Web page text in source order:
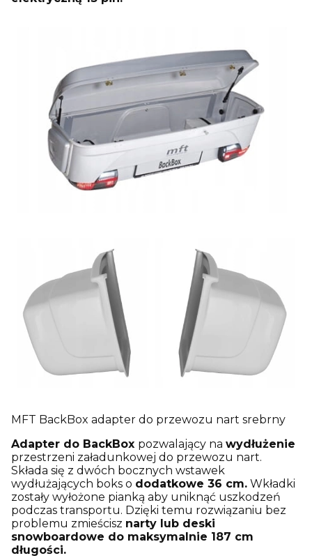
MFT BackBox adapter do przewozu nart srebrny
Adapter do BackBox pozwalający na wydłużenie
przestrzeni załadunkowej do przewozu nart.
Składa się z dwóch bocznych wstawek
wydłużających boks o dodatkowe 36 cm. Wkładki
zostały wyłożone pianką aby uniknąć uszkodzeń
podczas transportu. Dzięki temu rozwiązaniu bez
problemu zmieścisz narty lub deski
snowboardowe do maksymalnie 187 cm
długości.